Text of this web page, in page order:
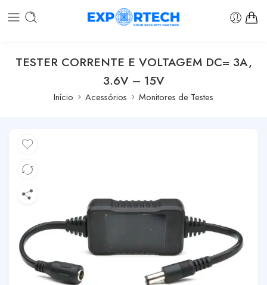
TESTER CORRENTE E VOLTAGEM DC= 3A,
3.6V – 15V
Início Acessórios Monitores de Testes